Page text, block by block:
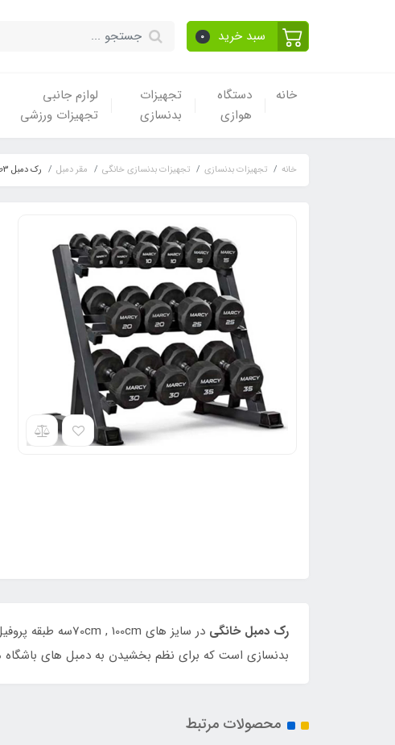
سبد خرید 0
خانه
دستگاه
هوازی
تجهیزات
بدنسازی
لوازم جانبی
تجهیزات ورزشی
خانه تجهیزات بدنسازی تجهیزات بدنسازی خانگی مقر دمبل رک دمبل 3طبقه خانگی
رک دمبل خانگی در سایز های 70cm , 100cmسه طبقه پروفیل 40*80.
بدنسازی است که برای نظم بخشیدن به دمبل های باشگاه
محصولات مرتبط